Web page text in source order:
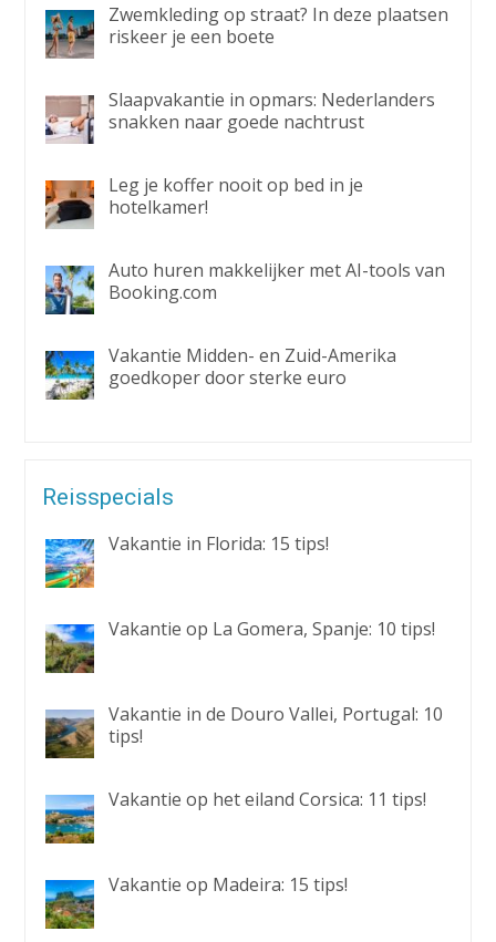
Zwemkleding op straat? In deze plaatsen
riskeer je een boete
Slaapvakantie in opmars: Nederlanders
snakken naar goede nachtrust
Leg je koffer nooit op bed in je
hotelkamer!
Auto huren makkelijker met AI-tools van
Booking.com
Vakantie Midden- en Zuid-Amerika
goedkoper door sterke euro
Reisspecials
Vakantie in Florida: 15 tips!
Vakantie op La Gomera, Spanje: 10 tips!
Vakantie in de Douro Vallei, Portugal: 10
tips!
Vakantie op het eiland Corsica: 11 tips!
Vakantie op Madeira: 15 tips!